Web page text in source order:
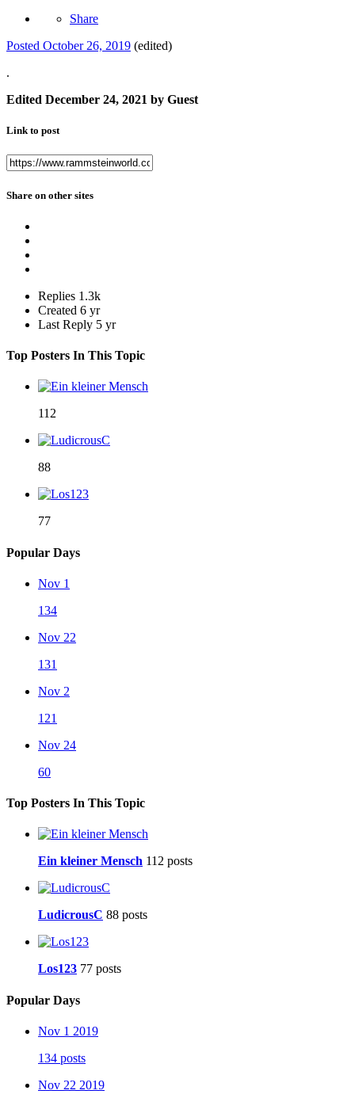
Share
Posted October 26, 2019 (edited)
.
Edited December 24, 2021 by Guest
Link to post
Share on other sites
Replies 1.3k
Created 6 yr
Last Reply 5 yr
Top Posters In This Topic
112
88
77
Popular Days
Nov 1
134
Nov 22
131
Nov 2
121
Nov 24
60
Top Posters In This Topic
Ein kleiner Mensch 112 posts
LudicrousC 88 posts
Los123 77 posts
Popular Days
Nov 1 2019
134 posts
Nov 22 2019